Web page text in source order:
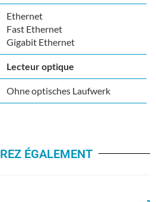
Ethernet
Fast Ethernet
Gigabit Ethernet
Lecteur optique
Ohne optisches Laufwerk
ÉGALEMENT